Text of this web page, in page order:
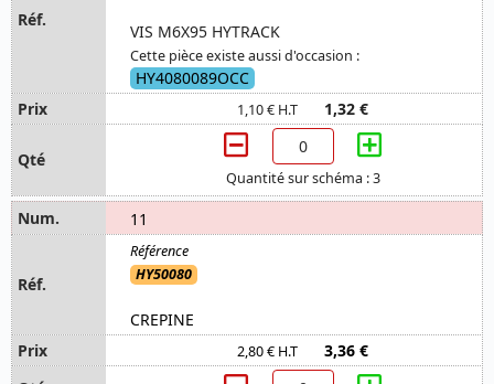
VIS M6X95 HYTRACK
Cette pièce existe aussi d'occasion :
HY4080089OCC
1,10 € H.T 1,32 €
Quantité sur schéma : 3
11
HY50080
CREPINE
2,80 € H.T 3,36 €